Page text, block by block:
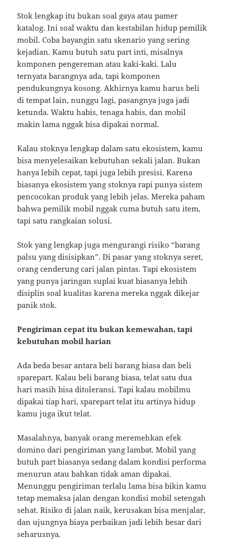
Stok lengkap itu bukan soal gaya atau pamer
katalog. Ini soal waktu dan kestabilan hidup pemilik
mobil. Coba bayangin satu skenario yang sering
kejadian. Kamu butuh satu part inti, misalnya
komponen pengereman atau kaki-kaki. Lalu
ternyata barangnya ada, tapi komponen
pendukungnya kosong. Akhirnya kamu harus beli
di tempat lain, nunggu lagi, pasangnya juga jadi
ketunda. Waktu habis, tenaga habis, dan mobil
makin lama nggak bisa dipakai normal.
Kalau stoknya lengkap dalam satu ekosistem, kamu
bisa menyelesaikan kebutuhan sekali jalan. Bukan
hanya lebih cepat, tapi juga lebih presisi. Karena
biasanya ekosistem yang stoknya rapi punya sistem
pencocokan produk yang lebih jelas. Mereka paham
bahwa pemilik mobil nggak cuma butuh satu item,
tapi satu rangkaian solusi.
Stok yang lengkap juga mengurangi risiko “barang
palsu yang disisipkan”. Di pasar yang stoknya seret,
orang cenderung cari jalan pintas. Tapi ekosistem
yang punya jaringan suplai kuat biasanya lebih
disiplin soal kualitas karena mereka nggak dikejar
panik stok.
Pengiriman cepat itu bukan kemewahan, tapi
kebutuhan mobil harian
Ada beda besar antara beli barang biasa dan beli
sparepart. Kalau beli barang biasa, telat satu dua
hari masih bisa ditoleransi. Tapi kalau mobilmu
dipakai tiap hari, sparepart telat itu artinya hidup
kamu juga ikut telat.
Masalahnya, banyak orang meremehkan efek
domino dari pengiriman yang lambat. Mobil yang
butuh part biasanya sedang dalam kondisi performa
menurun atau bahkan tidak aman dipakai.
Menunggu pengiriman terlalu lama bisa bikin kamu
tetap memaksa jalan dengan kondisi mobil setengah
sehat. Risiko di jalan naik, kerusakan bisa menjalar,
dan ujungnya biaya perbaikan jadi lebih besar dari
seharusnya.